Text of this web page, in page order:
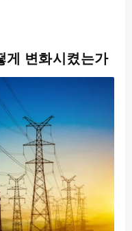
게 변화시켰는가